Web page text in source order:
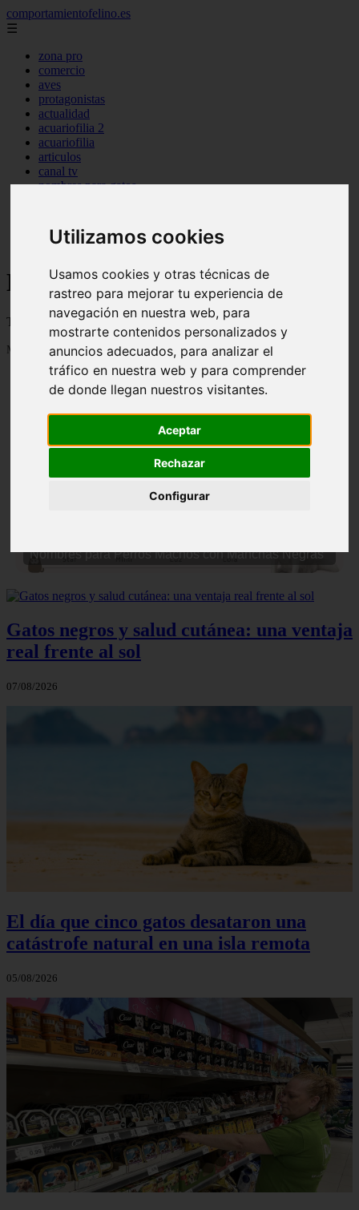
Utilizamos cookies
Usamos cookies y otras técnicas de
rastreo para mejorar tu experiencia de
navegación en nuestra web, para
mostrarte contenidos personalizados y
anuncios adecuados, para analizar el
tráfico en nuestra web y para comprender
de donde llegan nuestros visitantes.
Aceptar
Rechazar
Configurar
comportamientofelino.es
☰
zona pro
comercio
aves
protagonistas
actualidad
acuariofilia 2
acuariofilia
articulos
canal tv
nombres para gatos
uncategorized
zona pro
Blog sobre gatos
Todo sobre gatos, nombres de gatos y razas de gatos
Mostrando 1 - 24 de 2800 artículos
Nombres para Perros Machos con Manchas Negras
Gatos negros y salud cutánea: una ventaja
real frente al sol
07/08/2026
El día que cinco gatos desataron una
catástrofe natural en una isla remota
05/08/2026